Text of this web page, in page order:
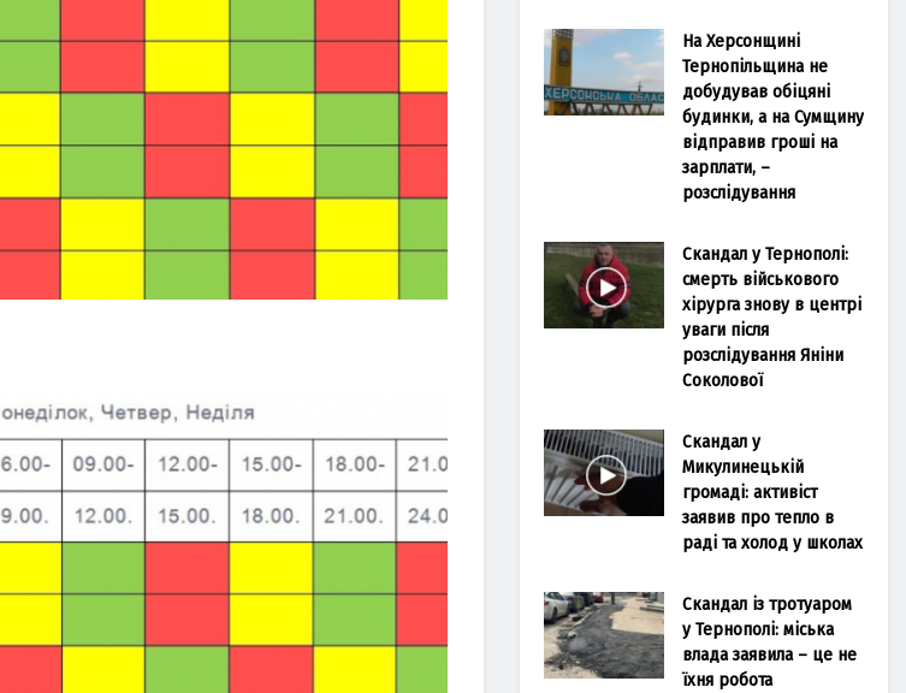
На Херсонщині
Тернопільщина не
добудував обіцяні
будинки, а на Сумщину
відправив гроші на
зарплати, –
розслідування
Скандал у Тернополі:
смерть військового
хірурга знову в центрі
уваги після
розслідування Яніни
Соколової
Скандал у
Микулинецькій
громаді: активіст
заявив про тепло в
раді та холод у школах
Скандал із тротуаром
у Тернополі: міська
влада заявила – це не
їхня робота